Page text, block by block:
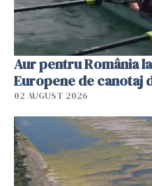
Aur pentru România
Europene de canotaj
02 AUGUST 2026